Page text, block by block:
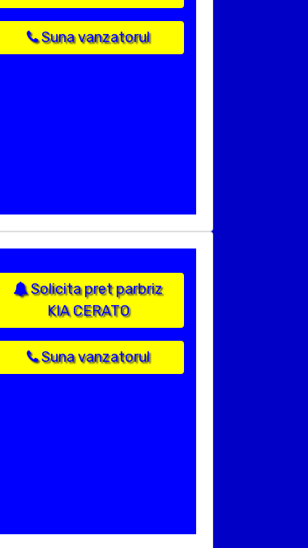
Suna vanzatorul
Solicita pret parbriz
KIA CERATO
Suna vanzatorul